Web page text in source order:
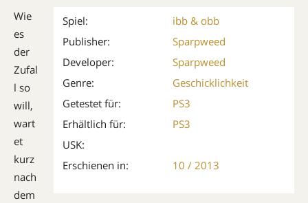
Spiel:
ibb & obb
Publisher:
Sparpweed
Developer:
Sparpweed
Genre:
Geschicklichkeit
Getestet für:
PS3
Erhältlich für:
PS3
USK:
Erschienen in:
10 / 2013
Wie
es
der
Zufal
l so
will,
wart
et
kurz
nach
dem